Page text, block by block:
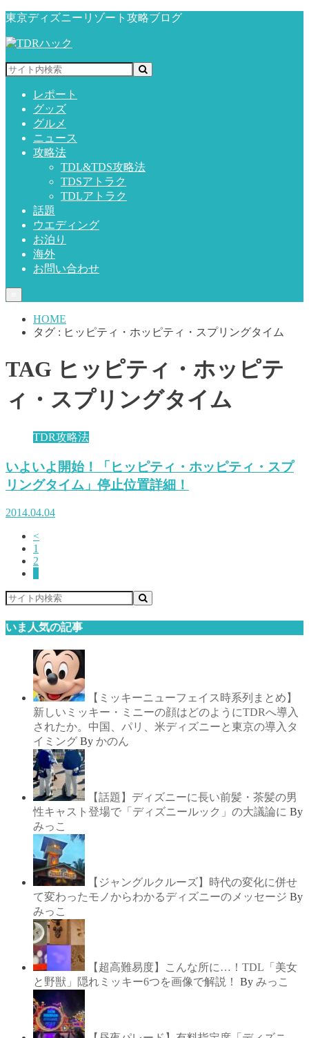
東京ディズニーリゾート攻略ブログ
レポート
グッズ
グルメ
ニュース
攻略法
TDL&TDS攻略法
TDSアトラク
TDLアトラク
話題
ウエディング
お泊り
海外
お問い合わせ
HOME
タグ : ヒッピティ・ホッピティ・スプリングタイム
TAG ヒッピティ・ホッピテ
ィ・スプリングタイム
TDR攻略法
いよいよ開始！「ヒッピティ・ホッピティ・スプ
リングタイム」停止位置詳細！
2014.04.04
<
1
2
いま人気の記事
【ミッキーニューフェイス時系列まとめ】
新しいミッキー・ミニーの顔はどのようにTDRへ導入
されたか。中国、パリ、米ディズニーと東京の導入タ
イミング By かのん
【話題】ディズニーに長い前髪・茶髪の男
性キャスト登場で「ディズニールック」の大議論に By
みっこ
【ジャングルクルーズ】時代の変化に併せ
て変わったモノからわかるディズニーのメッセージ By
みっこ
【超高難易度】こんな所に…！TDL「美女
と野獣」隠れミッキー6つを画像で解説！
By みっこ